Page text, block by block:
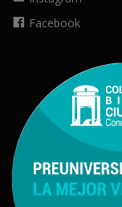
Facebook